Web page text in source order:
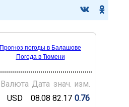
Прогноз погоды в Балашове
Погода в Тюмени
Валюта Дата знач. изм.
USD 08.08 82.17 0.76